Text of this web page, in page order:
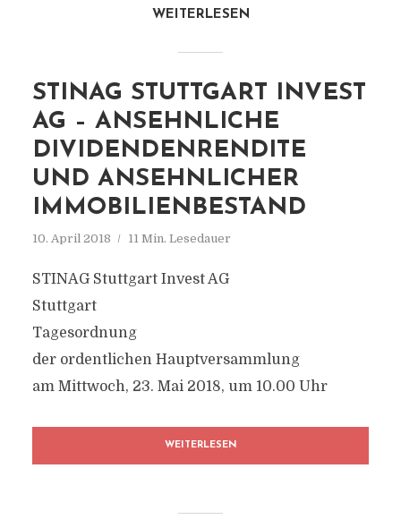
WEITERLESEN
STINAG STUTTGART INVEST
AG – ANSEHNLICHE
DIVIDENDENRENDITE
UND ANSEHNLICHER
IMMOBILIENBESTAND
10. April 2018 11 Min. Lesedauer
STINAG Stuttgart Invest AG
Stuttgart
Tagesordnung
der ordentlichen Hauptversammlung
am Mittwoch, 23. Mai 2018, um 10.00 Uhr
WEITERLESEN